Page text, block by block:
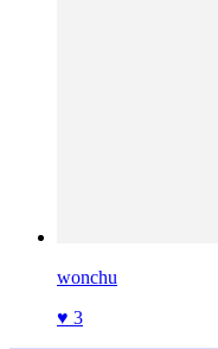
wonchu
♥ 3